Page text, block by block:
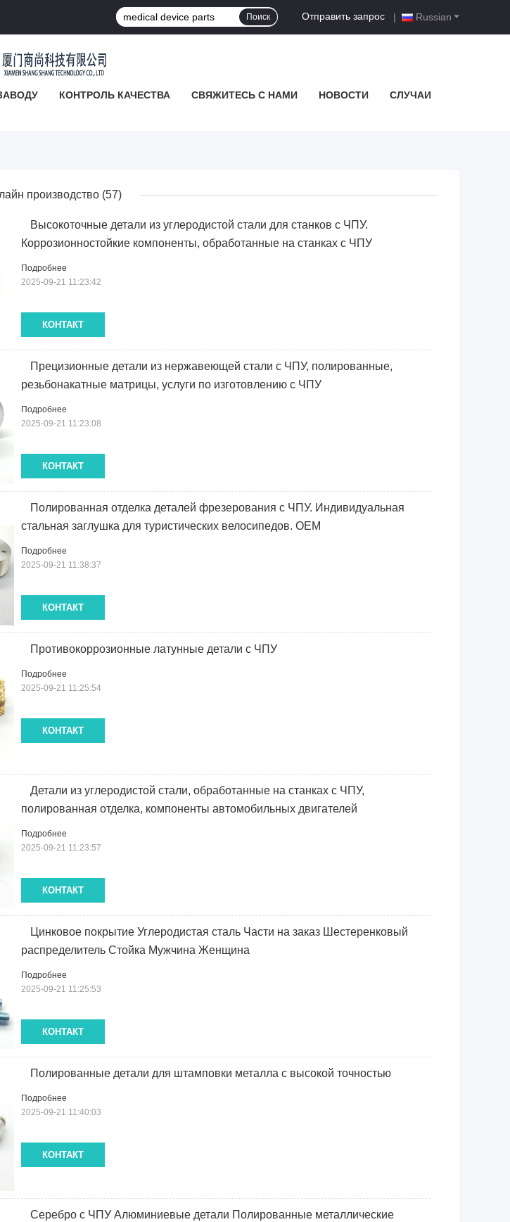
Russian
Отправить запрос |
Поиск
КОНТРОЛЬ КАЧЕСТВА СВЯЖИТЕСЬ С НАМИ НОВОСТИ СЛУЧАИ
производство (57)
Высокоточные детали из углеродистой стали для станков с ЧПУ.
Коррозионностойкие компоненты, обработанные на станках с ЧПУ
КОНТАКТ
Подробнее
2025-09-21 11:23:42
Прецизионные детали из нержавеющей стали с ЧПУ, полированные,
резьбонакатные матрицы, услуги по изготовлению с ЧПУ
КОНТАКТ
Подробнее
2025-09-21 11:23:08
Полированная отделка деталей фрезерования с ЧПУ. Индивидуальная
стальная заглушка для туристических велосипедов. OEM
КОНТАКТ
Подробнее
2025-09-21 11:38:37
Противокоррозионные латунные детали с ЧПУ
КОНТАКТ
Подробнее
2025-09-21 11:25:54
Детали из углеродистой стали, обработанные на станках с ЧПУ,
полированная отделка, компоненты автомобильных двигателей
КОНТАКТ
Подробнее
2025-09-21 11:23:57
Цинковое покрытие Углеродистая сталь Части на заказ Шестеренковый
распределитель Стойка Мужчина Женщина
КОНТАКТ
Подробнее
2025-09-21 11:25:53
Полированные детали для штамповки металла с высокой точностью
КОНТАКТ
Подробнее
2025-09-21 11:40:03
Серебро с ЧПУ Алюминиевые детали Полированные металлические